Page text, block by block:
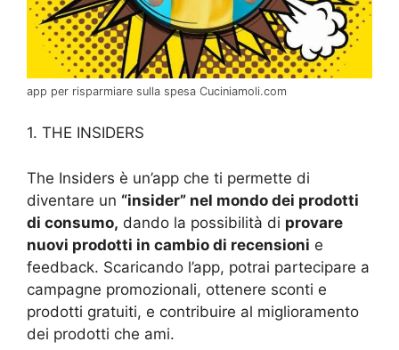
app per risparmiare sulla spesa Cuciniamoli.com
1. THE INSIDERS
The Insiders è un’app che ti permette di
diventare un “insider” nel mondo dei prodotti
di consumo, dando la possibilità di provare
nuovi prodotti in cambio di recensioni e
feedback. Scaricando l’app, potrai partecipare a
campagne promozionali, ottenere sconti e
prodotti gratuiti, e contribuire al miglioramento
dei prodotti che ami.